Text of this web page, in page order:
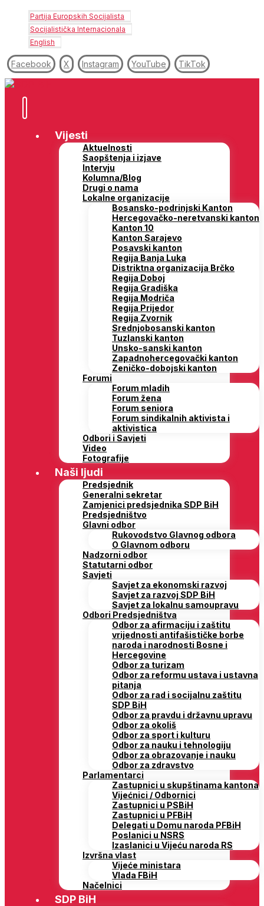
Partija Europskih Socijalista
Socijalistička Internacionala
English
Facebook X Instagram YouTube TikTok
Vijesti
Aktuelnosti
Saopštenja i izjave
Intervju
Kolumna/Blog
Drugi o nama
Lokalne organizacije
Bosansko-podrinjski Kanton
Hercegovačko-neretvanski kanton
Kanton 10
Kanton Sarajevo
Posavski kanton
Regija Banja Luka
Distriktna organizacija Brčko
Regija Doboj
Regija Gradiška
Regija Modriča
Regija Prijedor
Regija Zvornik
Srednjobosanski kanton
Tuzlanski kanton
Unsko-sanski kanton
Zapadnohercegovački kanton
Zeničko-dobojski kanton
Forumi
Forum mladih
Forum žena
Forum seniora
Forum sindikalnih aktivista i
aktivistica
Odbori i Savjeti
Video
Fotografije
Naši ljudi
Predsjednik
Generalni sekretar
Zamjenici predsjednika SDP BiH
Predsjedništvo
Glavni odbor
Rukovodstvo Glavnog odbora
O Glavnom odboru
Nadzorni odbor
Statutarni odbor
Savjeti
Savjet za ekonomski razvoj
Savjet za razvoj SDP BiH
Savjet za lokalnu samoupravu
Odbori Predsjedništva
Odbor za afirmaciju i zaštitu
vrijednosti antifašističke borbe
naroda i narodnosti Bosne i
Hercegovine
Odbor za turizam
Odbor za reformu ustava i ustavna
pitanja
Odbor za rad i socijalnu zaštitu
SDP BiH
Odbor za pravdu i državnu upravu
Odbor za okoliš
Odbor za sport i kulturu
Odbor za nauku i tehnologiju
Odbor za obrazovanje i nauku
Odbor za zdravstvo
Parlamentarci
Zastupnici u skupštinama kantona
Vijećnici / Odbornici
Zastupnici u PSBiH
Zastupnici u PFBiH
Delegati u Domu naroda PFBiH
Poslanici u NSRS
Izaslanici u Vijeću naroda RS
Izvršna vlast
Vijeće ministara
Vlada FBiH
Načelnici
SDP BiH